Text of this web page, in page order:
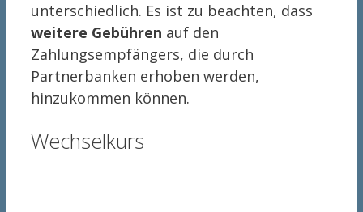
unterschiedlich. Es ist zu beachten, dass
weitere Gebühren auf den
Zahlungsempfängers, die durch
Partnerbanken erhoben werden,
hinzukommen können.
Wechselkurs